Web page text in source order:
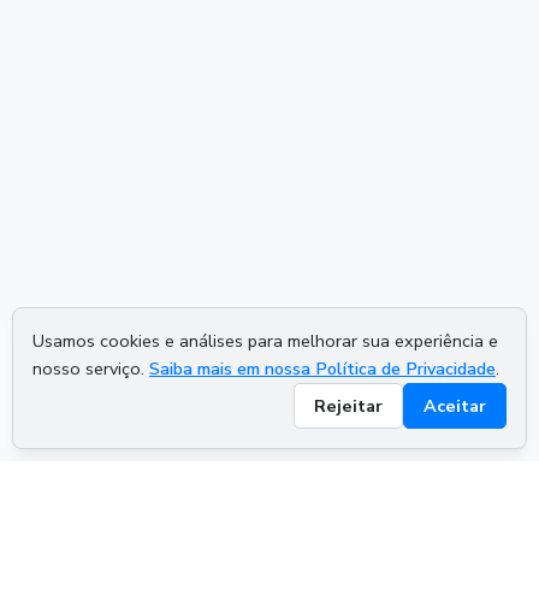
Usamos cookies e análises para melhorar sua experiência e
nosso serviço. Saiba mais em nossa Política de Privacidade.
Rejeitar
Aceitar